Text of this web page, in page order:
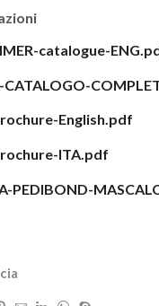
catalogue-
CATALOGO-
English.pdf
ITA.pdf
PEDIBOND-